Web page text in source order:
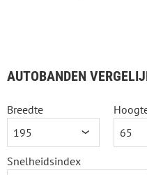
AUTOBANDEN
Breedte
Snelheidsindex